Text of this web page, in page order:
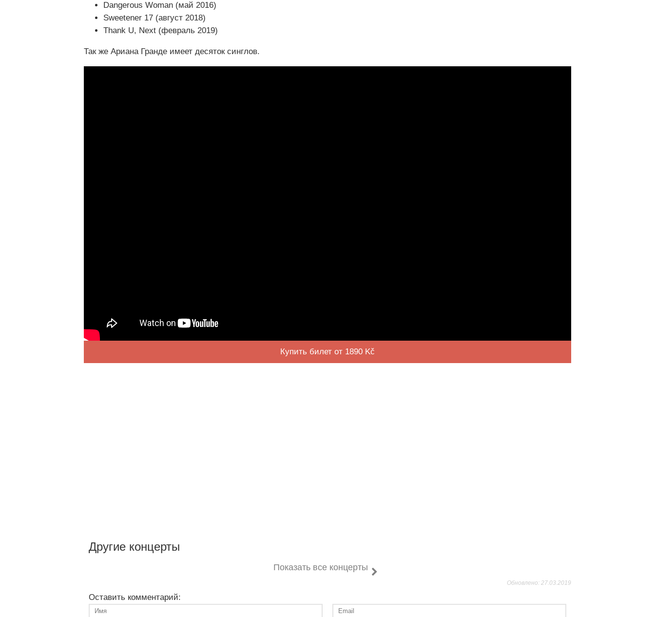
Dangerous Woman (май 2016)
Sweetener 17 (август 2018)
Thank U, Next (февраль 2019)
Так же Ариана Гранде имеет десяток синглов.
Купить билет от 1890 Kč
Другие концерты
Показать все концерты
Обновлено: 27.03.2019
Оставить комментарий: